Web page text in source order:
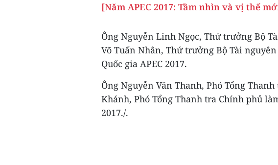
[Năm APEC 2017: Tầm nhìn và vị thế
Ông Nguyễn Linh Ngọc, Thứ trưởng Bộ
Võ Tuấn Nhân, Thứ trưởng Bộ Tài
Quốc gia APEC 2017.
Ông Nguyễn Văn Thanh, Phó Tổng
Khánh, Phó Tổng Thanh tra Chính phủ
2017./.